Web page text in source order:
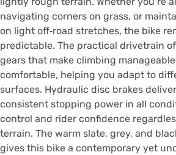
navigating corners on grass, or
on light off‑road stretches, the bike
predictable. The practical drivetrain
gears that make climbing
comfortable, helping you adapt to
surfaces. Hydraulic disc brakes
consistent stopping power in all
control and rider confidence
terrain. The warm slate, grey, and
gives this bike a contemporary yet